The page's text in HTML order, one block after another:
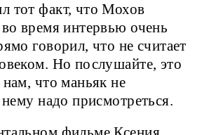
тот факт, что Мохов
во время интервью очень
говорил, что не считает
Но послушайте, это
нам, что маньяк не
надо присмотреться.